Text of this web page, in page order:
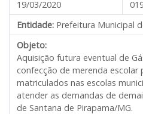
19/03/2020
Entidade: Prefeitura Municipal
Objeto:
Aquisição futura eventual de
confecção de merenda escolar
matriculados nas escolas
atender as demandas de
de Santana de Pirapama/MG.